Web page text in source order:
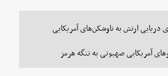
دریایی ارتش به ناوشکن‌های آمریکایی
آمریکایی صهیونی به تنگه هرمز